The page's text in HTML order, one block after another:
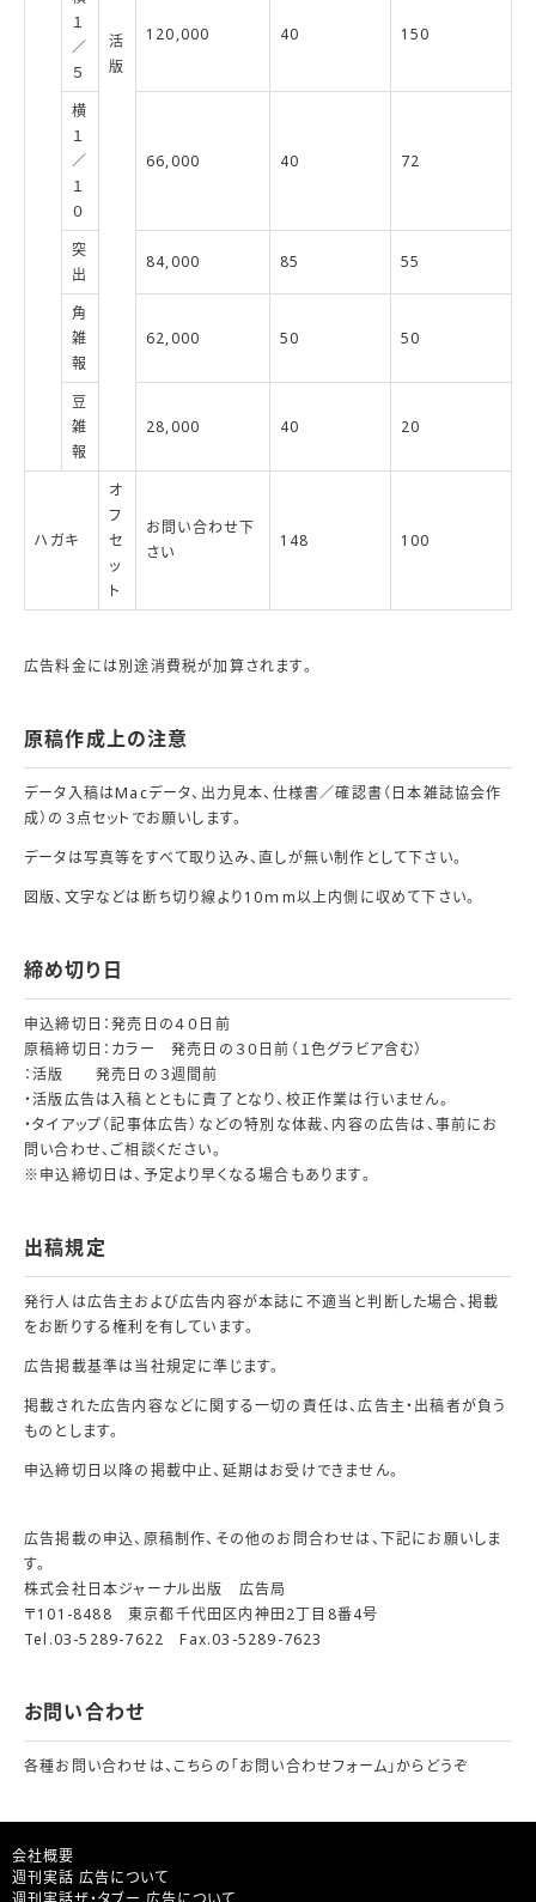
活
版
１
／
５
120,000 40 150
横
１
／
１
０
66,000 40 72
突
出
84,000 85 55
角
雑
報
62,000 50 50
豆
雑
報
28,000 40 20
ハガキ
オ
フ
セ
ッ
ト
お問い合わせ下
さい
148 100
広告料金には別途消費税が加算されます。
原稿作成上の注意
データ入稿はMacデータ、出力見本、仕様書／確認書（日本雑誌協会作
成）の３点セットでお願いします。
データは写真等をすべて取り込み、直しが無い制作として下さい。
図版、文字などは断ち切り線より10ｍm以上内側に収めて下さい。
締め切り日
申込締切日：発売日の４０日前
原稿締切日：カラー 発売日の３０日前（１色グラビア含む）
：活版 発売日の３週間前
・活版広告は入稿とともに責了となり、校正作業は行いません。
・タイアップ（記事体広告）などの特別な体裁、内容の広告は、事前にお
問い合わせ、ご相談ください。
※申込締切日は、予定より早くなる場合もあります。
出稿規定
発行人は広告主および広告内容が本誌に不適当と判断した場合、掲載
をお断りする権利を有しています。
広告掲載基準は当社規定に準じます。
掲載された広告内容などに関する一切の責任は、広告主・出稿者が負う
ものとします。
申込締切日以降の掲載中止、延期はお受けできません。
広告掲載の申込、原稿制作、その他のお問合わせは、下記にお願いしま
す。
株式会社日本ジャーナル出版 広告局
〒101-8488 東京都千代田区内神田2丁目8番4号
Tel.03-5289-7622 Fax.03-5289-7623
お問い合わせ
各種お問い合わせは、こちらの「お問い合わせフォーム 」からどうぞ
会社概要
週刊実話 広告について